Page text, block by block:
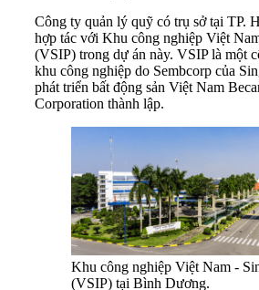
Công ty quản lý quỹ có trụ sở tại TP.
hợp tác với Khu công nghiệp Việt
(VSIP) trong dự án này. VSIP là một
khu công nghiệp do Sembcorp của
phát triển bất động sản Việt Nam
Corporation thành lập.
Khu công nghiệp Việt Nam -
(VSIP) tại Bình Dương.